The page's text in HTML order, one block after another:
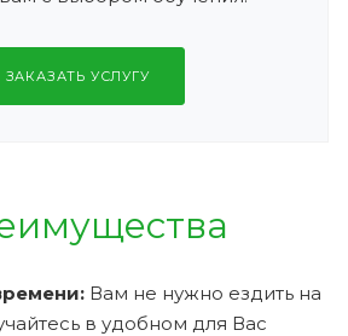
ЗАКАЗАТЬ УСЛУГУ
Вам не нужно ездить на
в удобном для Вас